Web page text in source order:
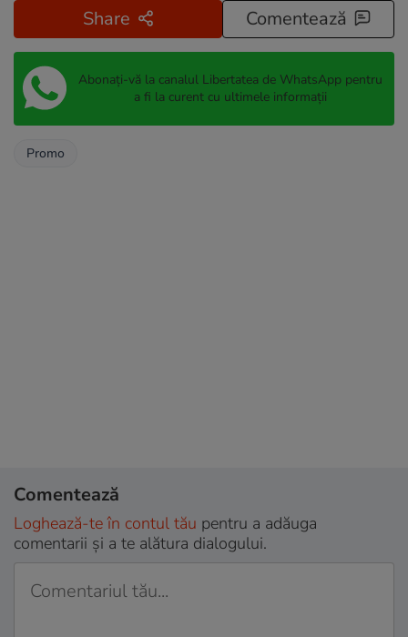
Share Comentează
Abonați-vă la canalul Libertatea de WhatsApp pentru
a fi la curent cu ultimele informații
Promo
Comentează
Loghează-te în contul tău pentru a adăuga
comentarii și a te alătura dialogului.